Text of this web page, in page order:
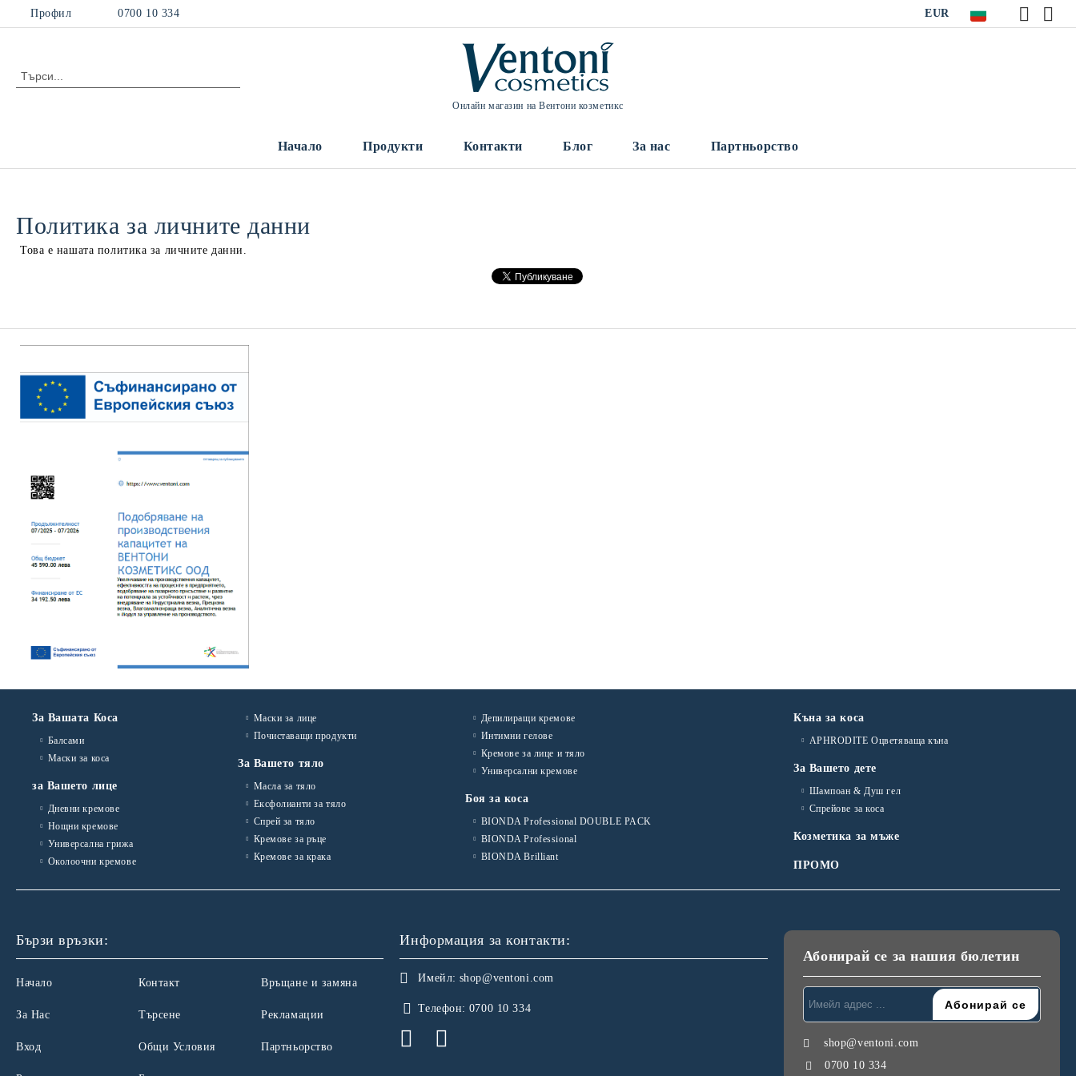
Профил 0700 10 334 EUR
Онлайн магазин на Вентони козметикс
Начало Продукти Контакти Блог За нас Партньорство
Политика за личните данни
Това е нашата политика за личните данни.
За Вашата Коса
Балсами
Маски за коса
за Вашето лице
Дневни кремове
Нощни кремове
Универсална грижа
Околоочни кремове
Маски за лице
Почиставащи продукти
За Вашето тяло
Масла за тяло
Ексфолианти за тяло
Спрей за тяло
Кремове за ръце
Кремове за крака
Депилиращи кремове
Интимни гелове
Кремове за лице и тяло
Универсални кремове
Боя за коса
BIONDA Professional DOUBLE PACK
BIONDA Professional
BIONDA Brilliant
Къна за коса
APHRODITE Оцветяваща къна
За Вашето дете
Шампоан & Душ гел
Спрейове за коса
Козметика за мъже
ПРОМО
Бързи връзки:
Начало
За Нас
Вход
Контакт
Търсене
Общи Условия
Връщане и замяна
Рекламации
Партньорство
Информация за контакти:
Имейл: shop@ventoni.com
Телефон: 0700 10 334
Абонирай се за нашия бюлетин
shop@ventoni.com
0700 10 334